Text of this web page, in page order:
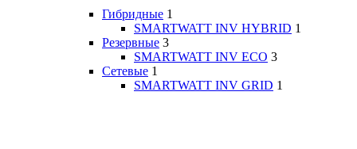
Гибридные 1
SMARTWATT INV HYBRID 1
Резервные 3
SMARTWATT INV ECO 3
Сетевые 1
SMARTWATT INV GRID 1